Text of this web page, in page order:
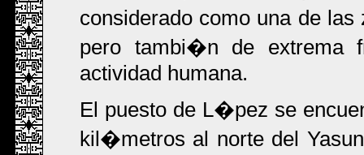
considerado como una de
pero tambi�n de extrema
actividad humana.
El puesto de L�pez se
kil�metros al norte del